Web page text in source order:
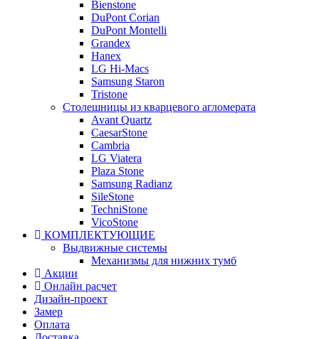
Bienstone
DuPont Corian
DuPont Montelli
Grandex
Hanex
LG Hi-Macs
Samsung Staron
Tristone
Столешницы из кварцевого агломерата
Avant Quartz
CaesarStone
Cambria
LG Viatera
Plaza Stone
Samsung Radianz
SileStone
TechniStone
VicoStone
КОМПЛЕКТУЮЩИЕ
Выдвижные системы
Механизмы для нижних тумб
Акции
Онлайн расчет
Дизайн-проект
Замер
Оплата